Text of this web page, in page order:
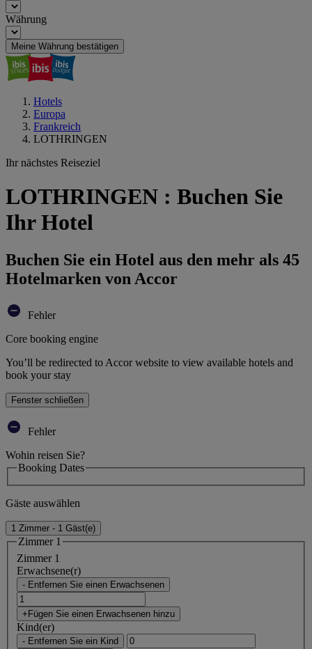
Währung
Meine Währung bestätigen
Hotels
Europa
Frankreich
LOTHRINGEN
Ihr nächstes Reiseziel
LOTHRINGEN : Buchen Sie
Ihr Hotel
Buchen Sie ein Hotel aus den mehr als 45
Hotelmarken von Accor
Fehler
Core booking engine
You’ll be redirected to Accor website to view available hotels and
book your stay
Fenster schließen
Fehler
Wohin reisen Sie?
Booking Dates
Gäste auswählen
1 Zimmer - 1 Gäst(e)
Zimmer 1
Zimmer 1
Erwachsene(r)
- Entfernen Sie einen Erwachsenen
+Fügen Sie einen Erwachsenen hinzu
Kind(er)
- Entfernen Sie ein Kind